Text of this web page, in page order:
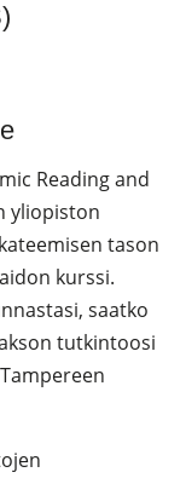
Reading and
yliopiston
tason
kurssi.
saatko
tutkintoosi